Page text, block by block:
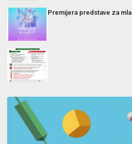
Premijera predstave za